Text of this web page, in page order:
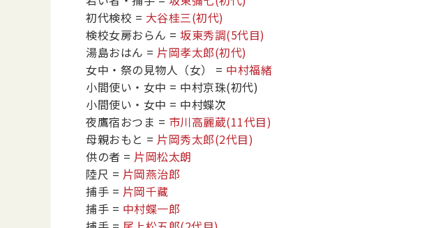
初代検校 = 大谷桂三(初代)
検校女房おらん = 坂東秀調(5代目)
湯島おはん = 片岡孝太郎(初代)
女中・祭の見物人（女）
= 中村福緒
小間使い・女中 = 中村京珠(初代)
小間使い・女中 = 中村蝶次
夜鷹宿おつま = 市川高麗蔵(11代目)
母親おもと = 片岡秀太郎(2代目)
供の者 = 片岡松太朗
陸尺 = 片岡燕治郎
捕手 = 片岡千藏
捕手 = 中村蝶一郎